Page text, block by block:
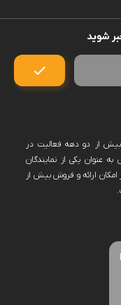
شوید
بیش از دو دهه فعالیت در
عنوان یکی از نمایندگان
ارائه و فروش بیش از
خود را منعطف بر
که دامنه محصولات پارس